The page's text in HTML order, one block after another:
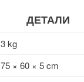
ДЕТАЛИ
3 kg
75 × 60 × 5 cm